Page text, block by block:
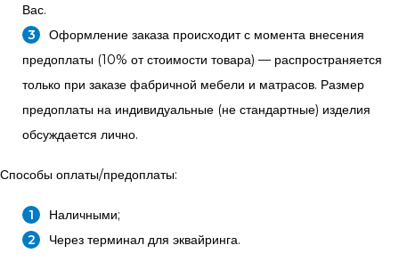
Вас.
Оформление заказа происходит с момента внесения
предоплаты (10% от стоимости товара) — распространяется
только при заказе фабричной мебели и матрасов. Размер
предоплаты на индивидуальные (не стандартные) изделия
обсуждается лично.
Способы оплаты/предоплаты:
Наличными;
Через терминал для эквайринга.